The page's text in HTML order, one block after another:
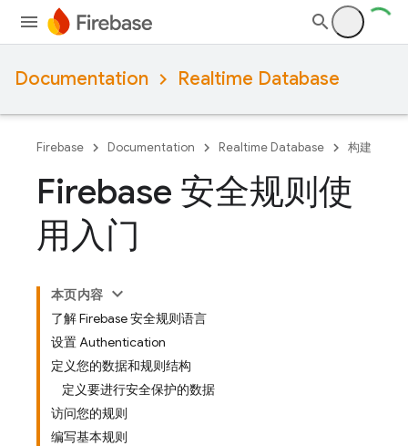
Documentation Realtime Database
Firebase Documentation Realtime Database 构建
Firebase 安全规则使
用入门
本页内容
了解 Firebase 安全规则语言
设置 Authentication
定义您的数据和规则结构
定义要进行安全保护的数据
访问您的规则
编写基本规则